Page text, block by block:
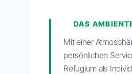
DAS
Mit einer
persönlichen
Refugium als